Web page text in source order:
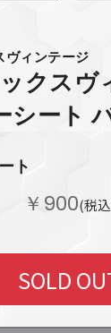
ヴィンテージ
クスヴ
シート
ト
￥900(税
SOLD